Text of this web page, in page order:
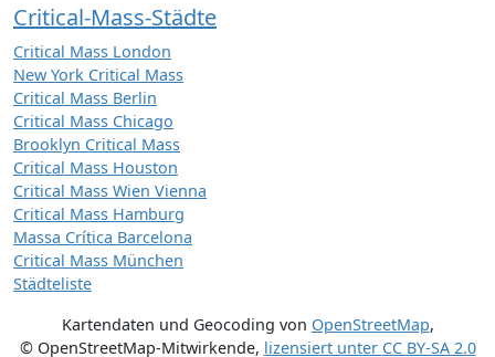
Critical-Mass-Städte
Critical Mass London
New York Critical Mass
Critical Mass Berlin
Critical Mass Chicago
Brooklyn Critical Mass
Critical Mass Houston
Critical Mass Wien Vienna
Critical Mass Hamburg
Massa Crítica Barcelona
Critical Mass München
Städteliste
Kartendaten und Geocoding von OpenStreetMap,
© OpenStreetMap-Mitwirkende, lizensiert unter CC BY-SA 2.0